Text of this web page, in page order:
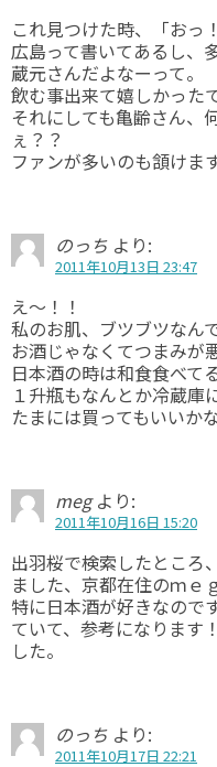
これ見つけた時、「おっ
広島って書いてあるし、
蔵元さんだよなーって。
飲む事出来て嬉しかっ
それにしても亀齢さん、
ぇ？？
ファンが多いのも頷けます
のっち より:
2011年10月13日 23:47
え～！！
私のお肌、ブツブツなん
お酒じゃなくてつまみが
日本酒の時は和食食べて
１升瓶もなんとか冷蔵庫
たまには買ってもいいか
meg より:
2011年10月16日 15:20
出羽桜で検索したところ
ました、京都在住のｍｅ
特に日本酒が好きなので
ていて、参考になります
した。
のっち より:
2011年10月17日 22:21